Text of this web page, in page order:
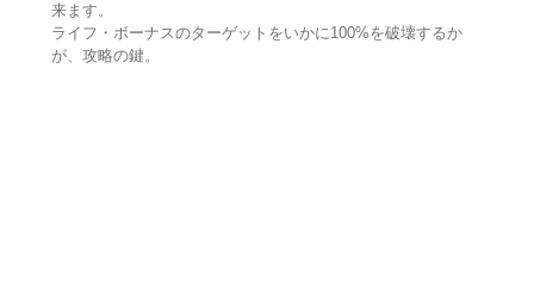
来ます。
ライフ・ボーナスのターゲットをいかに100%を破壊するか
が、攻略の鍵。